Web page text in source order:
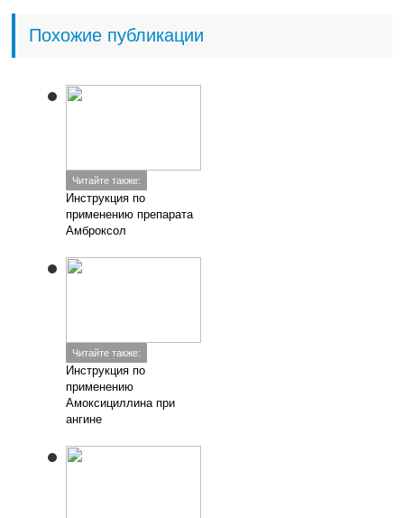
Похожие публикации
Читайте также:
Инструкция по
применению препарата
Амброксол
Читайте также:
Инструкция по
применению
Амоксициллина при
ангине